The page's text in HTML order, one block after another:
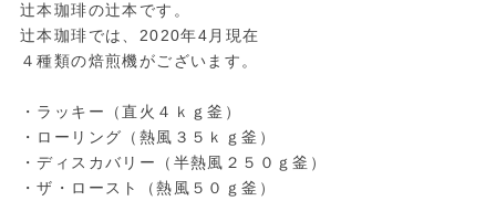
辻本珈琲の辻本です。
辻本珈琲では、2020年4月現在
４種類の焙煎機がございます。
・ラッキー（直火４ｋｇ釜）
・ ローリング（熱風３５ｋｇ釜）
・ディスカバリー（半熱風２５０ｇ釜）
・ザ・ロースト（熱風５０ｇ釜）